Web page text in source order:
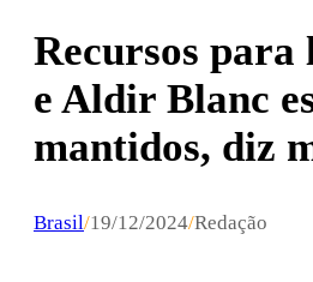
Recursos para
e Aldir Blanc
mantidos, diz
Brasil/19/12/2024/Redação